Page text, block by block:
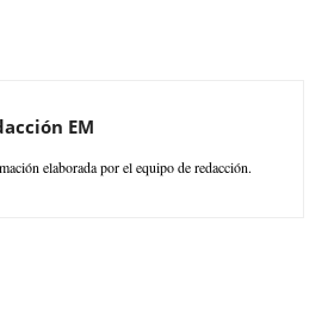
EM
elaborada por el equipo de redacción.